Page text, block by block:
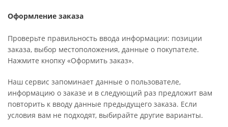
Оформление заказа
Проверьте правильность ввода информации: позиции
заказа, выбор местоположения, данные о покупателе.
Нажмите кнопку «Оформить заказ».
Наш сервис запоминает данные о пользователе,
информацию о заказе и в следующий раз предложит вам
повторить к вводу данные предыдущего заказа. Если
условия вам не подходят, выбирайте другие варианты.